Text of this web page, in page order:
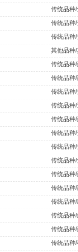
传统品种
传统品种
传统品种
其他品种
传统品种
传统品种
传统品种
传统品种
传统品种
传统品种
传统品种
传统品种
传统品种
传统品种
传统品种
传统品种
传统品种
传统品种